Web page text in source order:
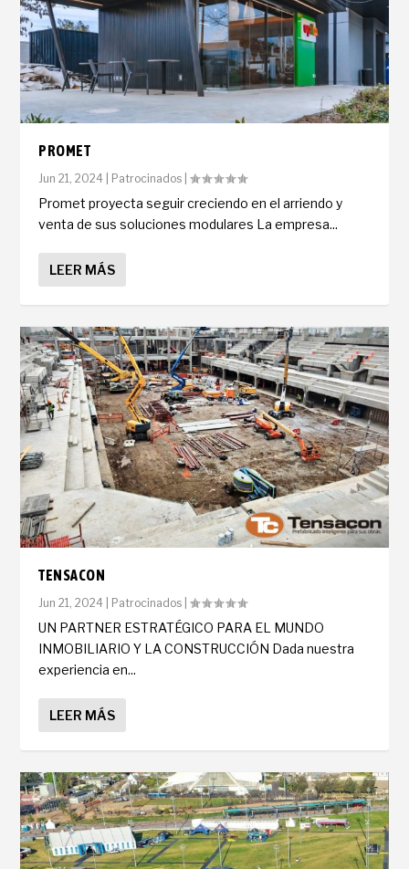
PROMET
Jun 21, 2024 Patrocinados |
Promet proyecta seguir creciendo en el arriendo y
venta de sus soluciones modulares La empresa...
LEER MÁS
TENSACON
Jun 21, 2024 Patrocinados |
UN PARTNER ESTRATÉGICO PARA EL MUNDO
INMOBILIARIO Y LA CONSTRUCCIÓN Dada nuestra
experiencia en...
LEER MÁS